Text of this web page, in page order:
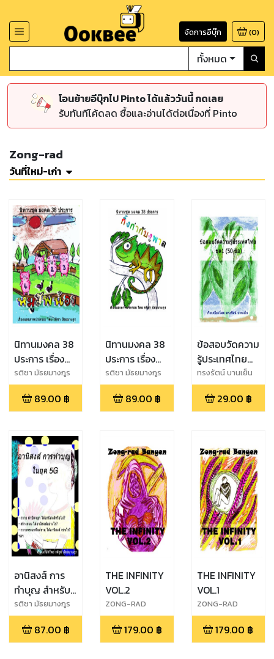
จัดการอีบุ๊ก (0)
ทั้งหมด
โอนย้ายอีบุ๊กไป Pinto ได้แล้ววันนี้ กดเลย
รับทันทีโค้ดลด ซื้อและอ่านได้ต่อเนื่องที่ Pinto
Zong-rad
วันที่ใหม่-เก่า
นิทานมงคล 38
ประการ เรื่อง
หมูสี่พี่น้อง
รติชา มัธยมางกูร
89.00 ฿
นิทานมงคล 38
ประการ เรื่อง
กิ้งก่ากับงูพาล
รติชา มัธยมางกูร
89.00 ฿
ข้อสอบวัดความ
รู้ประเทศไทย
ชุดที่1
ทรงรัตน์ บานเย็น
29.00 ฿
อานิสงส์ การ
ทำบุญ สำหรับ
ยุค 5G
รติชา มัธยมางกูร
87.00 ฿
THE INFINITY
VOL.2
ZONG-RAD
Banyen
179.00 ฿
THE INFINITY
VOL.1
ZONG-RAD
Banyen
179.00 ฿